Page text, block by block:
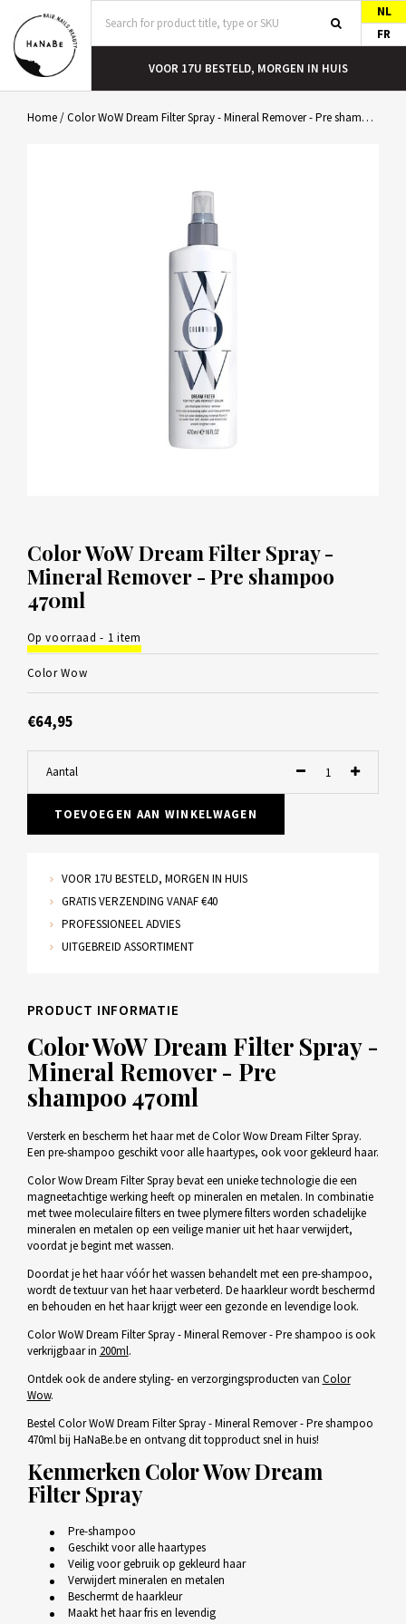
NL
FR
VOOR 17U BESTELD, MORGEN IN HUIS
Home/Color WoW Dream Filter Spray - Mineral Remover - Pre shampoo 470ml
Color WoW Dream Filter Spray -
Mineral Remover - Pre shampoo
470ml
Op voorraad - 1 item
Color Wow
€64,95
Aantal
TOEVOEGEN AAN WINKELWAGEN
VOOR 17U BESTELD, MORGEN IN HUIS
GRATIS VERZENDING VANAF €40
PROFESSIONEEL ADVIES
UITGEBREID ASSORTIMENT
PRODUCT INFORMATIE
Color WoW Dream Filter Spray -
Mineral Remover - Pre
shampoo 470ml
Versterk en bescherm het haar met de Color Wow Dream Filter Spray.
Een pre-shampoo geschikt voor alle haartypes, ook voor gekleurd haar.
Color Wow Dream Filter Spray bevat een unieke technologie die een
magneetachtige werking heeft op mineralen en metalen. In combinatie
met twee moleculaire filters en twee plymere filters worden schadelijke
mineralen en metalen op een veilige manier uit het haar verwijdert,
voordat je begint met wassen.
Doordat je het haar vóór het wassen behandelt met een pre-shampoo,
wordt de textuur van het haar verbeterd. De haarkleur wordt beschermd
en behouden en het haar krijgt weer een gezonde en levendige look.
Color WoW Dream Filter Spray - Mineral Remover - Pre shampoo is ook
verkrijgbaar in 200ml.
Ontdek ook de andere styling- en verzorgingsproducten van Color
Wow.
Bestel Color WoW Dream Filter Spray - Mineral Remover - Pre shampoo
470ml bij HaNaBe.be en ontvang dit topproduct snel in huis!
Kenmerken Color Wow Dream
Filter Spray
Pre-shampoo
Geschikt voor alle haartypes
Veilig voor gebruik op gekleurd haar
Verwijdert mineralen en metalen
Beschermt de haarkleur
Maakt het haar fris en levendig